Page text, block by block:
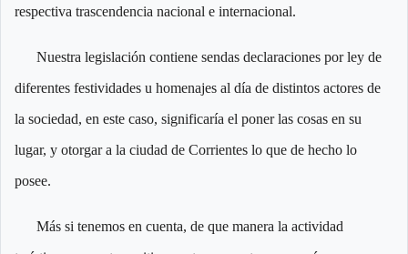
respectiva trascendencia nacional e internacional.
Nuestra legislación contiene sendas declaraciones por ley de
diferentes festividades u homenajes al día de distintos actores de
la sociedad, en este caso, significaría el poner las cosas en su
lugar, y otorgar a la ciudad de Corrientes lo que de hecho lo
posee.
Más si tenemos en cuenta, de que manera la actividad